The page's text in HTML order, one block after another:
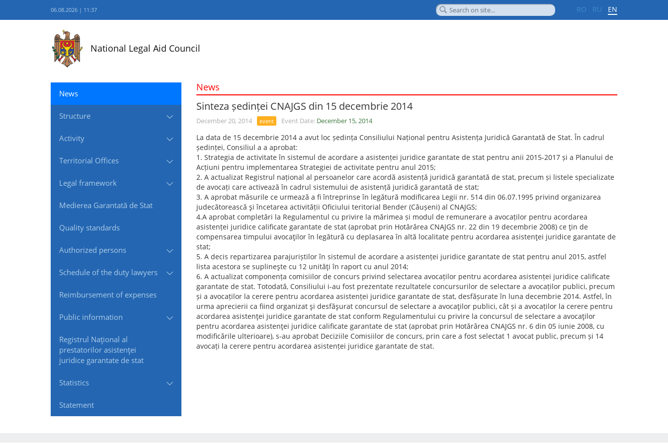
06.08.2026 | 11:37 RO RU EN
National Legal Aid Council
News
Structure
Activity
Territorial Offices
Legal framework
Medierea Garantată de Stat
Quality standards
Authorized persons
Schedule of the duty lawyers
Reimbursement of expenses
Public information
Registrul Naţional al
prestatorilor asistenţei
juridice garantate de stat
Statistics
Statement
News
Sinteza ședinței CNAJGS din 15 decembrie 2014
December 20, 2014 event Event Date: December 15, 2014
La data de 15 decembrie 2014 a avut loc ședința Consiliului Național pentru Asistența Juridică Garantată de Stat. În cadrul
ședinței, Consiliul a a aprobat:
1. Strategia de activitate în sistemul de acordare a asistenței juridice garantate de stat pentru anii 2015-2017 și a Planului de
Acțiuni pentru implementarea Strategiei de activitate pentru anul 2015;
2. A actualizat Registrul național al persoanelor care acordă asistență juridică garantată de stat, precum și listele specializate
de avocați care activează în cadrul sistemului de asistență juridică garantată de stat;
3. A aprobat măsurile ce urmează a fi întreprinse în legătură modificarea Legii nr. 514 din 06.07.1995 privind organizarea
judecătorească şi încetarea activității Oficiului teritorial Bender (Căușeni) al CNAJGS;
4.A aprobat completări la Regulamentul cu privire la mărimea și modul de remunerare a avocaților pentru acordarea
asistenței juridice calificate garantate de stat (aprobat prin Hotărârea CNAJGS nr. 22 din 19 decembrie 2008) ce ţin de
compensarea timpului avocaţilor în legătură cu deplasarea în altă localitate pentru acordarea asistenţei juridice garantate de
stat;
5. A decis repartizarea parajuriștilor în sistemul de acordare a asistenței juridice garantate de stat pentru anul 2015, astfel
lista acestora se suplineşte cu 12 unităţi în raport cu anul 2014;
6. A actualizat componența comisiilor de concurs privind selectarea avocaților pentru acordarea asistenței juridice calificate
garantate de stat. Totodată, Consiliului i-au fost prezentate rezultatele concursurilor de selectare a avocaților publici, precum
și a avocaților la cerere pentru acordarea asistenței juridice garantate de stat, desfășurate în luna decembrie 2014. Astfel, în
urma aprecierii ca fiind organizat şi desfăşurat concursul de selectare a avocaţilor publici, cât și a avocaților la cerere pentru
acordarea asistenţei juridice garantate de stat conform Regulamentului cu privire la concursul de selectare a avocaţilor
pentru acordarea asistenţei juridice calificate garantate de stat (aprobat prin Hotărârea CNAJGS nr. 6 din 05 iunie 2008, cu
modificările ulterioare), s-au aprobat Deciziile Comisiilor de concurs, prin care a fost selectat 1 avocat public, precum și 14
avocați la cerere pentru acordarea asistenței juridice garantate de stat.